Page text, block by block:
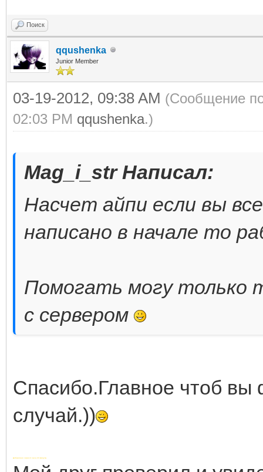
Поиск
qqushenka
Junior Member
03-19-2012, 09:38 AM (Сообщение
02:03 PM qqushenka.)
Mag_i_str Написал:
Насчет айпи если вы
написано в начале то
Помогать могу только
с сервером
Спасибо.Главное чтоб
случай.))
Добавлено через 4 часа 24 минуты